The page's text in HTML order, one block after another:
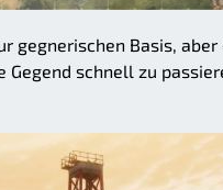
gegnerischen Basis,
schnell zu